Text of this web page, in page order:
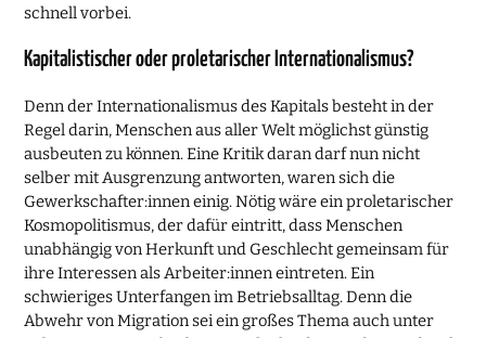
schnell vorbei.
Kapitalistischer oder proletarischer Internationalismus?
Denn der Internationalismus des Kapitals besteht in der
Regel darin, Menschen aus aller Welt möglichst günstig
ausbeuten zu können. Eine Kritik daran darf nun nicht
selber mit Ausgrenzung antworten, waren sich die
Gewerkschafter:innen einig. Nötig wäre ein proletarischer
Kosmopolitismus, der dafür eintritt, dass Menschen
unabhängig von Herkunft und Geschlecht gemeinsam für
ihre Interessen als Arbeiter:innen eintreten. Ein
schwieriges Unterfangen im Betriebsalltag. Denn die
Abwehr von Migration sei ein großes Thema auch unter